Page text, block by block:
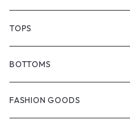
ASEVENORIGIN
GCORES INDUSTRIES
PlayStation
SOMSOCGALLERY
TOPS
T-shirts
Jackets
BOTTOMS
Pants
FASHION GOODS